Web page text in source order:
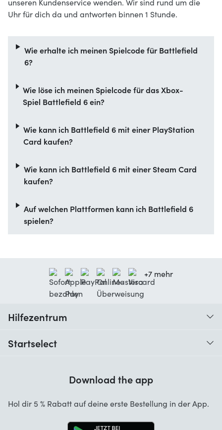
unseren Kundenservice wenden. Wir sind rund um die
Uhr für dich da und antworten binnen 1 Stunde.
Wie erhalte ich meinen Spielcode für Battlefield
6?
Wie löse ich meinen Spielcode für das Xbox-
Spiel Battlefield 6 ein?
Wie kann ich Battlefield 6 mit einer PlayStation
Card kaufen?
Wie kann ich Battlefield 6 mit einer Steam Card
kaufen?
Auf welchen Plattformen kann ich Battlefield 6
spielen?
+7 mehr
Hilfezentrum
Startselect
Jobs
Download the app
Hol dir 5 % Rabatt auf deine erste Bestellung in der App.